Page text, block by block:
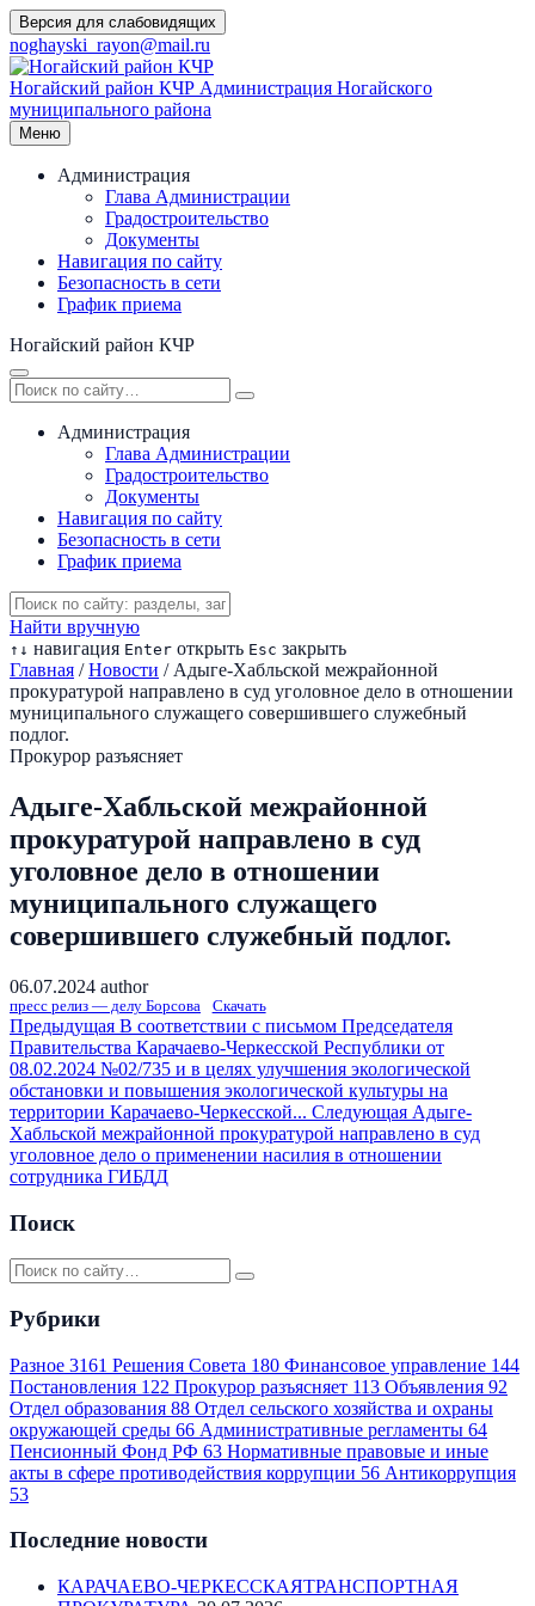
Перейти
к
содержимому
Версия для слабовидящих
noghayski_rayon@mail.ru
Ногайский район КЧР Администрация Ногайского
муниципального района
Меню
Администрация
Глава Администрации
Градостроительство
Документы
Навигация по сайту
Безопасность в сети
График приема
Ногайский район КЧР
Администрация
Глава Администрации
Градостроительство
Документы
Навигация по сайту
Безопасность в сети
График приема
Найти вручную
↑ ↓ навигация Enter открыть Esc закрыть
Главная / Новости / Адыге-Хабльской межрайонной
прокуратурой направлено в суд уголовное дело в отношении
муниципального служащего совершившего служебный
подлог.
Прокурор разъясняет
Адыге-Хабльской межрайонной
прокуратурой направлено в суд
уголовное дело в отношении
муниципального служащего
совершившего служебный подлог.
06.07.2024 author
пресс релиз — делу Борсова Скачать
Предыдущая В соответствии с письмом Председателя
Правительства Карачаево-Черкесской Республики от
08.02.2024 №02/735 и в целях улучшения экологической
обстановки и повышения экологической культуры на
территории Карачаево-Черкесской... Следующая Адыге-
Хабльской межрайонной прокуратурой направлено в суд
уголовное дело о применении насилия в отношении
сотрудника ГИБДД
Поиск
Рубрики
Разное 3161 Решения Совета 180 Финансовое управление 144
Постановления 122 Прокурор разъясняет 113 Объявления 92
Отдел образования 88 Отдел сельского хозяйства и охраны
окружающей среды 66 Административные регламенты 64
Пенсионный Фонд РФ 63 Нормативные правовые и иные
акты в сфере противодействия коррупции 56 Антикоррупция
53
Последние новости
КАРАЧАЕВО-ЧЕРКЕССКАЯТРАНСПОРТНАЯ